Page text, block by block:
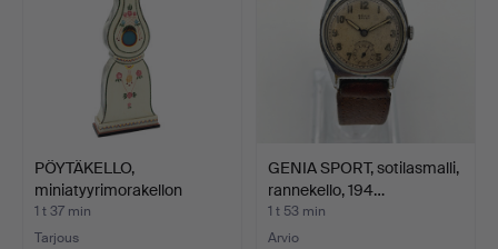
PÖYTÄKELLO,
miniatyyrimorakellon
muotoinen…
1 t 37 min
Tarjous
GENIA SPORT, sotilasmalli,
rannekello, 194…
1 t 53 min
Arvio